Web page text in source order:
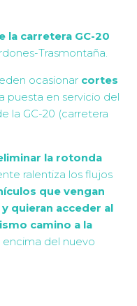
la carretera GC-20
Trasmontaña.
ocasionar cortes
puesta en servicio del
la GC-20 (carretera
la rotonda
ralentiza los flujos
que vengan
quieran acceder al
camino a la
del nuevo